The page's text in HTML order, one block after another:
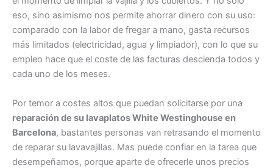
eso, sino asimismo nos permite ahorrar dinero con su uso:
comparado con la labor de fregar a mano, gasta recursos
más limitados (electricidad, agua y limpiador), con lo que su
empleo hace que el coste de las facturas descienda todos y
cada uno de los meses.
Por temor a costes altos que puedan solicitarse por una
reparación de su lavaplatos White Westinghouse en
Barcelona, bastantes personas van retrasando el momento
de reparar su lavavajillas. Mas puede confiar en la tarea que
desempeñamos, porque aparte de ofrecerle unos precios